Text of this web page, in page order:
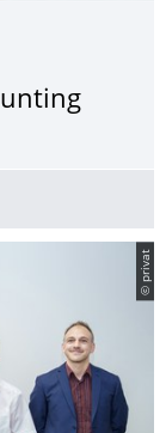
© privat